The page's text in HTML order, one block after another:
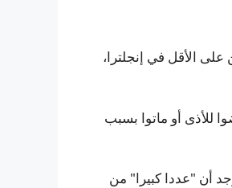
الأقل في إنجلترا،
إلى أن أكثر من 500 أم وطفل تعرضوا للأذى أو ماتوا بسبب
أن "عددا كبيرا" من